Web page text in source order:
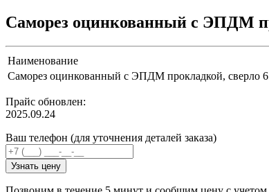
Саморез оцинкованный с ЭПДМ
Наименование
Саморез оцинкованный с ЭПДМ прокладкой, сверло
Прайс обновлен:
2025.09.24
Ваш телефон (для уточнения деталей заказа)
Узнать цену